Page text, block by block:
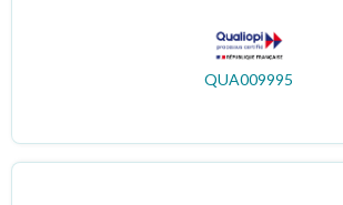
QUA009995